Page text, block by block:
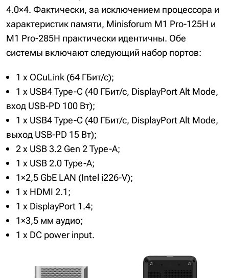
4.0×4. Фактически, за исключением процессора и
характеристик памяти, Minisforum M1 Pro-125H и
M1 Pro-285H практически идентичны. Обе
системы включают следующий набор портов:
1 x OCuLink (64 ГБит/с);
1 x USB4 Type-C (40 ГБит/с, DisplayPort Alt Mode,
вход USB-PD 100 Вт);
1 x USB4 Type-C (40 ГБит/с, DisplayPort Alt Mode,
выход USB-PD 15 Вт);
2 x USB 3.2 Gen 2 Type-A;
1 x USB 2.0 Type-A;
1×2,5 GbE LAN (Intel i226-V);
1 x HDMI 2.1;
1 x DisplayPort 1.4;
1×3,5 мм аудио;
1 x DC power input.